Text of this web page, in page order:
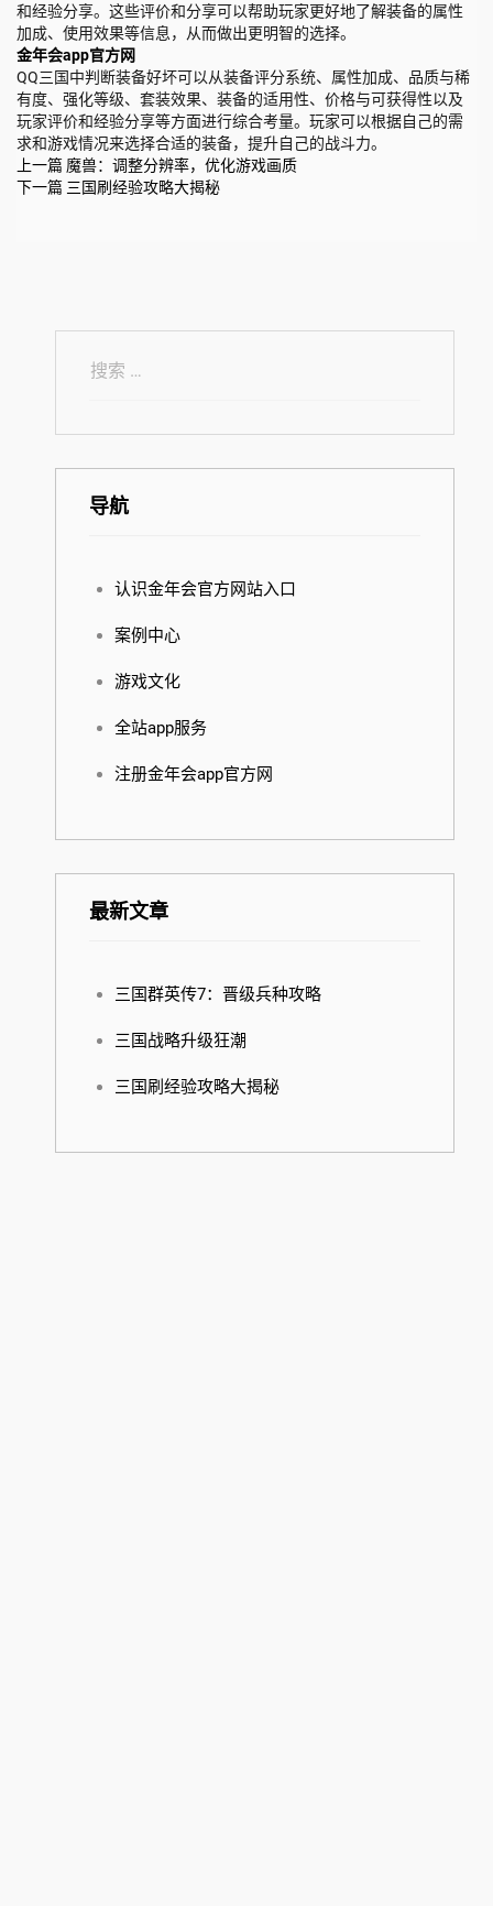
和经验分享。这些评价和分享可以帮助玩家更好地了解装备的属性
加成、使用效果等信息，从而做出更明智的选择。
金年会app官方网
QQ三国中判断装备好坏可以从装备评分系统、属性加成、品质与稀
有度、强化等级、套装效果、装备的适用性、价格与可获得性以及
玩家评价和经验分享等方面进行综合考量。玩家可以根据自己的需
求和游戏情况来选择合适的装备，提升自己的战斗力。
上一篇 魔兽：调整分辨率，优化游戏画质
下一篇 三国刷经验攻略大揭秘
导航
认识金年会官方网站入口
案例中心
游戏文化
全站app服务
注册金年会app官方网
最新文章
三国群英传7：晋级兵种攻略
三国战略升级狂潮
三国刷经验攻略大揭秘